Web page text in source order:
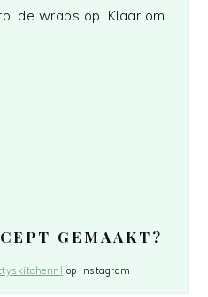
de wraps op. Klaar om
GEMAAKT?
op Instagram